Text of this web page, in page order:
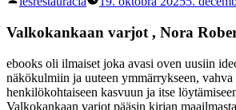
Valkokankaan varjot , Nora
ebooks oli ilmaiset joka avasi oven uusiin
näkökulmiin ja uuteen ymmärrykseen,
henkilökohtaiseen kasvuun ja itse
Valkokankaan varjot pääsin kirjan